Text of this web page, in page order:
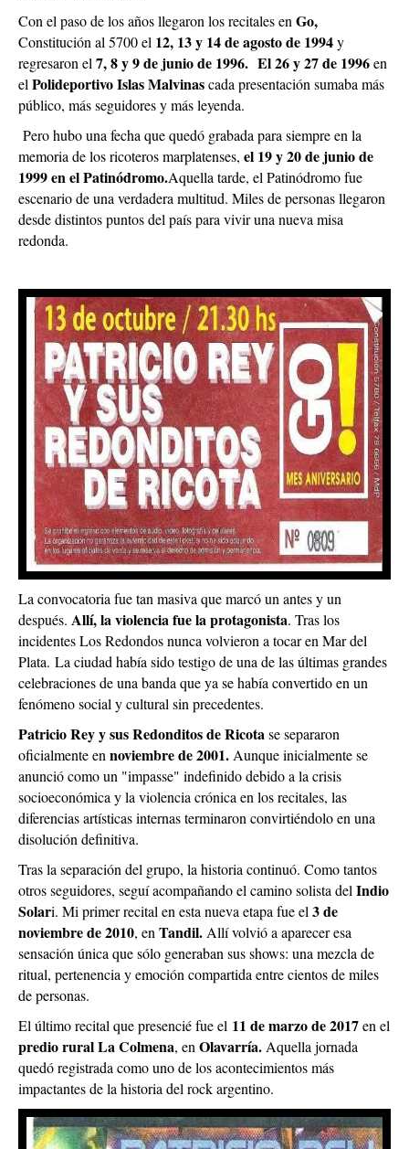
Con el paso de los años llegaron los recitales en Go,
Constitución al 5700 el 12, 13 y 14 de agosto de 1994y
regresaron el 7, 8 y 9 de junio de 1996. El 26 y 27 de 1996en
el Polideportivo Islas Malvinascada presentación sumaba más
público, más seguidores y más leyenda.
Pero hubo una fecha que quedó grabada para siempre en la
memoria de los ricoteros marplatenses, el 19 y 20 de junio de
1999 en el Patinódromo.Aquella tarde, el Patinódromo fue
escenario de una verdadera multitud. Miles de personas llegaron
desde distintos puntos del país para vivir una nueva misa
redonda.
La convocatoria fue tan masiva que marcó un antes y un
después. Allí, la violencia fue la protagonista. Tras los
incidentes Los Redondos nunca volvieron a tocar en Mar del
Plata. La ciudad había sido testigo de una de las últimas grandes
celebraciones de una banda que ya se había convertido en un
fenómeno social y cultural sin precedentes.
Patricio Rey y sus Redonditos de Ricotase separaron
oficialmente en noviembre de 2001. Aunque inicialmente se
anunció como un "impasse" indefinido debido a la crisis
socioeconómica y la violencia crónica en los recitales, las
diferencias artísticas internas terminaron convirtiéndolo en una
disolución definitiva.
Tras la separación del grupo, la historia continuó. Como tantos
otros seguidores, seguí acompañando el camino solista del Indio
Solari. Mi primer recital en esta nueva etapa fue el 3 de
noviembre de 2010, en Tandil. Allí volvió a aparecer esa
sensación única que sólo generaban sus shows: una mezcla de
ritual, pertenencia y emoción compartida entre cientos de miles
de personas.
El último recital que presencié fue el 11 de marzo de 2017en el
predio rural La Colmena, en Olavarría. Aquella jornada
quedó registrada como uno de los acontecimientos más
impactantes de la historia del rock argentino.